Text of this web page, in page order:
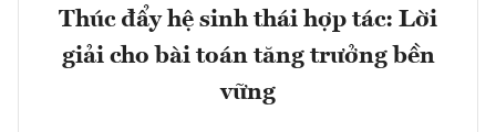
Thúc đẩy hệ sinh thái hợp tác: Lời
giải cho bài toán tăng trưởng bền
vững